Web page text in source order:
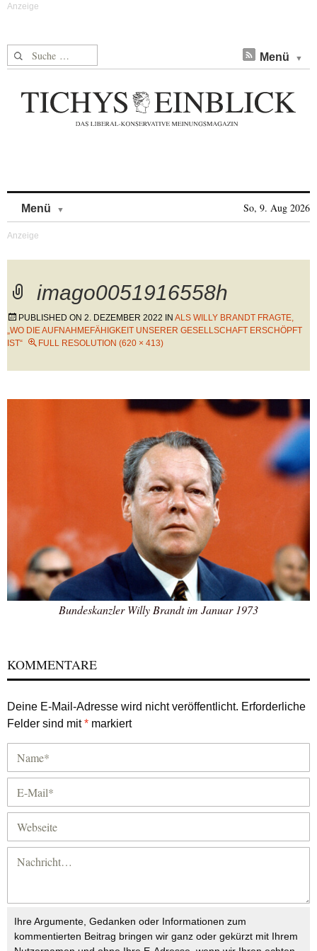
Suche nach: Menü
Menü So, 9. Aug 2026
imago0051916558h
PUBLISHED ON 2. DEZEMBER 2022 IN ALS WILLY BRANDT FRAGTE,
„WO DIE AUFNAHMEFÄHIGKEIT UNSERER GESELLSCHAFT ERSCHÖPFT
IST“
FULL RESOLUTION (620 × 413)
Bundeskanzler Willy Brandt im Januar 1973
KOMMENTARE
Deine E-Mail-Adresse wird nicht veröffentlicht. Erforderliche
Felder sind mit* markiert
Ihre Argumente, Gedanken oder Informationen zum
kommentierten Beitrag bringen wir ganz oder gekürzt mit Ihrem